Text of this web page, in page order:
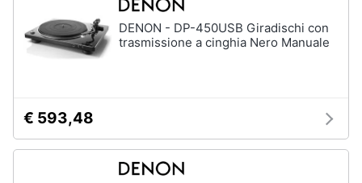
DENON - DP-450USB Giradischi con
trasmissione a cinghia Nero Manuale
€ 593,48